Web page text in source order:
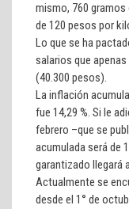
mismo, 760 gramos
de 120 pesos por
Lo que se ha
salarios que
(40.300 pesos).
La inflación
fue 14,29 %. Si le
febrero –que se
acumulada será de
garantizado llegará
Actualmente se
desde el 1° de